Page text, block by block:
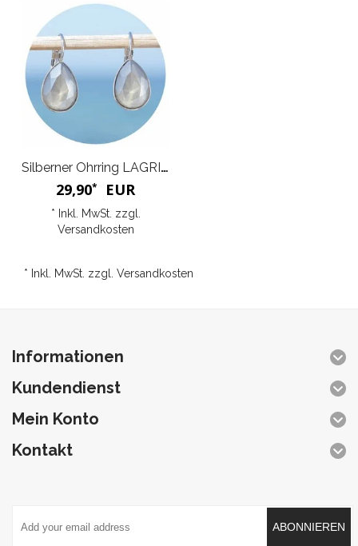
Silberner Ohrring LAGRIMA
29,90* EUR
* Inkl. MwSt. zzgl.
Versandkosten
* Inkl. MwSt. zzgl. Versandkosten
Informationen
Kundendienst
Mein Konto
Kontakt
ABONNIEREN